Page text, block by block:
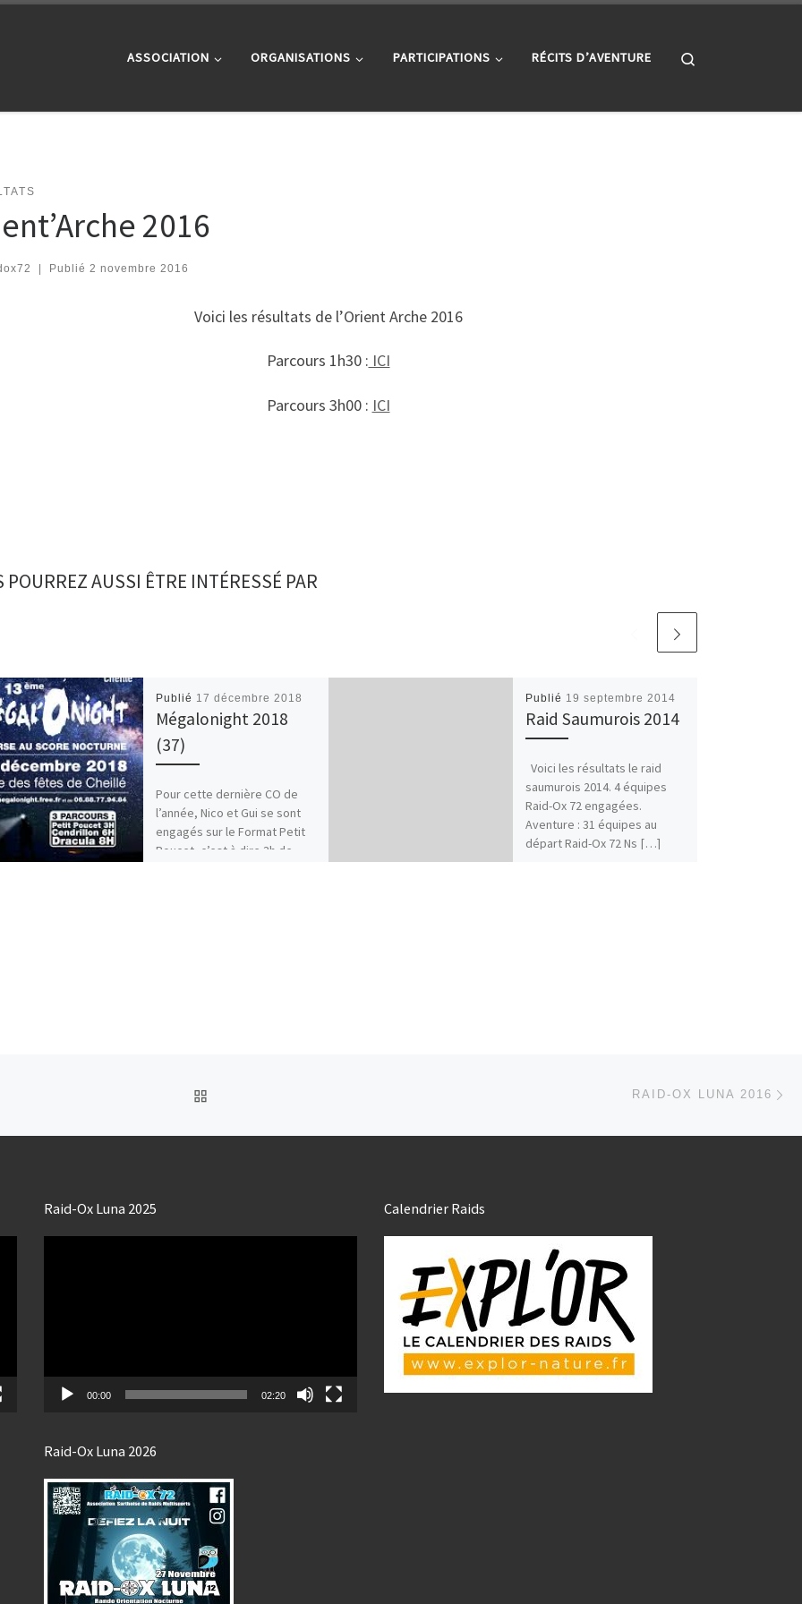
ASSOCIATION ORGANISATIONS PARTICIPATIONS RÉCITS D’AVENTURE
2016
| Publié 2 novembre 2016
Voici les résultats de l’Orient Arche 2016
Parcours 1h30 : ICI
Parcours 3h00 : ICI
POURREZ AUSSI ÊTRE INTÉRESSÉ PAR
Publié 17 décembre 2018
Mégalonight 2018
(37)
Pour cette dernière CO de
l’année, Nico et Gui se sont
engagés sur le Format Petit
Poucet, c’est à dire 3h de
Publié 19 septembre 2014
Raid Saumurois 2014
Voici les résultats le raid
saumurois 2014. 4 équipes
Raid-Ox 72 engagées.
Aventure : 31 équipes au
départ Raid-Ox 72 Ns […]
RAID-OX LUNA 2016
Raid-Ox Luna 2025
00:00 02:20
Raid-Ox Luna 2026
Calendrier Raids